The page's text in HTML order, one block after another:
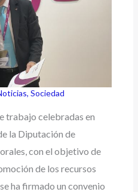
,Sociedad
trabajo celebradas en
la Diputación de
con el objetivo de
de los recursos
ha firmado un convenio